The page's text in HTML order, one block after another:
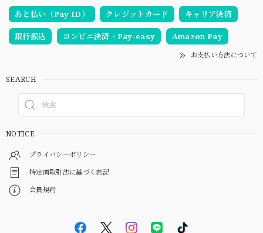
あと払い（Pay ID）
クレジットカード キャリア決済
銀行振込 コンビニ決済・Pay-easy Amazon Pay
お支払い方法について
SEARCH
NOTICE
プライバシーポリシー
特定商取引法に基づく表記
会員規約